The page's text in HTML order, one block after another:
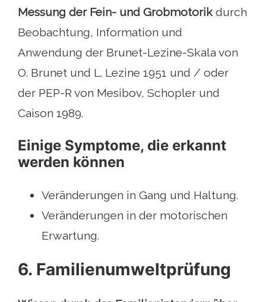
Messung der Fein- und Grobmotorikdurch
Beobachtung, Information und
Anwendung der Brunet-Lezine-Skala von
O. Brunet und L. Lezine 1951 und / oder
der PEP-R von Mesibov, Schopler und
Caison 1989.
Einige Symptome, die erkannt
werden können
Veränderungen in Gang und Haltung.
Veränderungen in der motorischen
Erwartung.
6. Familienumweltprüfung